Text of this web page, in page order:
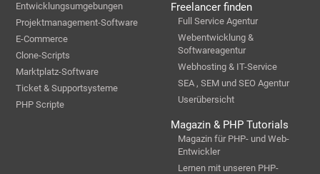
Entwicklungsumgebungen
Projektmanagement-Software
E-Commerce
Clone-Scripts
Marktplatz-Software
Ticket & Supportsysteme
PHP Scripte
Freelancer finden
Full Service Agentur
Webentwicklung &
Softwareagentur
Webhosting & IT-Service
SEA , SEM und SEO Agentur
Userübersicht
Magazin & PHP Tutorials
Magazin für PHP- und Web-
Entwickler
Lernen mit unseren PHP-